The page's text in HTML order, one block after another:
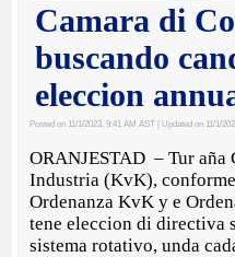
Camara di
buscando
eleccion
Posted on 11/1/2023, 9:41 AM AST | Updated on 11/1/
ORANJESTAD – Tur aña
Industria (KvK),
Ordenanza KvK y e
tene eleccion di directiva
sistema rotativo, unda